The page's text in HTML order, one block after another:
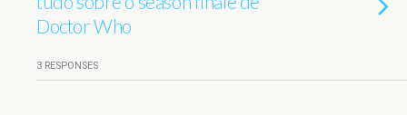
Doctor Who
3 RESPONSES